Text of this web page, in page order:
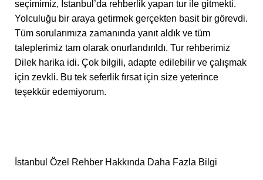
seçimimiz, İstanbul’da rehberlik yapan tur ile gitmekti.
Yolculuğu bir araya getirmek gerçekten basit bir görevdi.
Tüm sorularımıza zamanında yanıt aldık ve tüm
taleplerimiz tam olarak onurlandırıldı. Tur rehberimiz
Dilek harika idi. Çok bilgili, adapte edilebilir ve çalışmak
için zevkli. Bu tek seferlik fırsat için size yeterince
teşekkür edemiyorum.
İstanbul Özel Rehber Hakkında Daha Fazla Bilgi